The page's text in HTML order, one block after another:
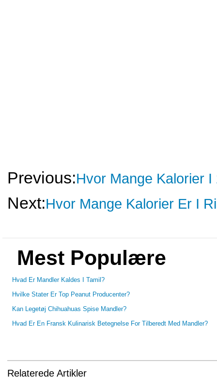
Previous:Hvor Mange Kalorier
Next:Hvor Mange Kalorier Er I
Mest Populære
Hvad Er Mandler Kaldes I Tamil?
Hvilke Stater Er Top Peanut Producenter?
Kan Legetøj Chihuahuas Spise Mandler?
Hvad Er En Fransk Kulinarisk Betegnelse For Tilberedt Med Mandler?
Relaterede Artikler